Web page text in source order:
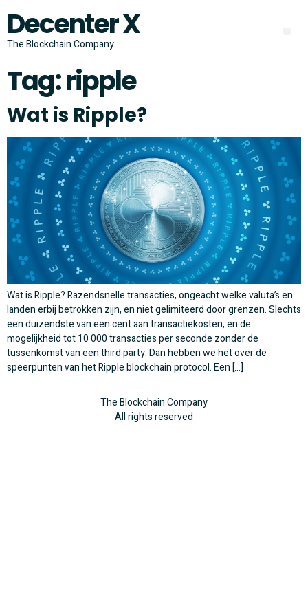
Decenter X
The Blockchain Company
Tag:ripple
Wat is Ripple?
Wat is Ripple? Razendsnelle transacties, ongeacht welke valuta’s en
landen erbij betrokken zijn, en niet gelimiteerd door grenzen. Slechts
een duizendste van een cent aan transactiekosten, en de
mogelijkheid tot 10 000 transacties per seconde zonder de
tussenkomst van een third party. Dan hebben we het over de
speerpunten van het Ripple blockchain protocol. Een […]
The Blockchain Company
All rights reserved